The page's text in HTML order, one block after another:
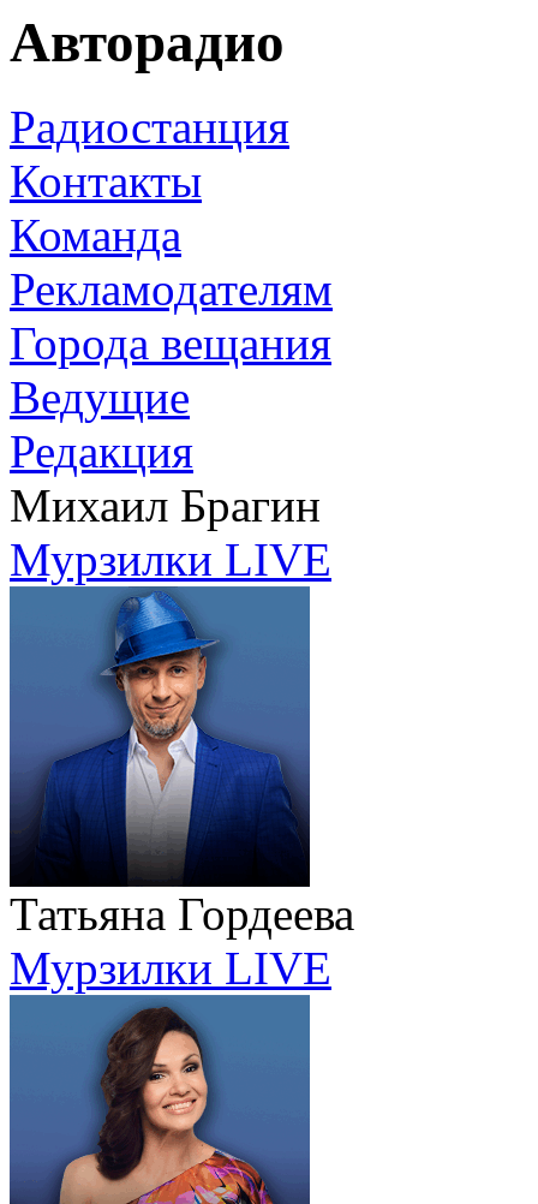
Авторадио
Радиостанция
Контакты
Команда
Рекламодателям
Города вещания
Ведущие
Редакция
Михаил Брагин
Мурзилки LIVE
Татьяна Гордеева
Мурзилки LIVE